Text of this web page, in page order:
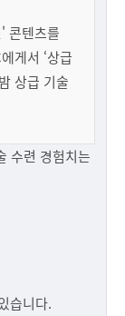
콘텐츠를
게서 ‘상급
상급 기술
수련 경험치는
습니다.